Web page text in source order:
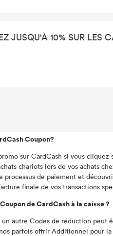
JUSQU'À 10% SUR LES
Coupon?
sur CardCash si vous
chariots lors de vos achats
processus de paiement et
finale de vos transactions
de CardCash à la caisse ?
autre Codes de réduction
parfois offrir Additionnel pour